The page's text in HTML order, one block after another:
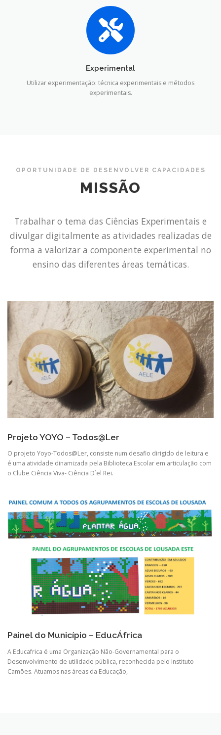
Experimental
Utilizar experimentação: técnica experimentais e métodos
experimentais.
OPORTUNIDADE DE DESENVOLVER CAPACIDADES
MISSÃO
Trabalhar o tema das Ciências Experimentais e
divulgar digitalmente as atividades realizadas de
forma a valorizar a componente experimental no
ensino das diferentes áreas temáticas.
Projeto YOYO – Todos@Ler
O projeto Yoyo-Todos@Ler, consiste num desafio dirigido de leitura e
é uma atividade dinamizada pela Biblioteca Escolar em articulação com
o Clube Ciência Viva- Ciência D`el Rei.
Painel do Município – EducÁfrica
A Educafrica é uma Organização Não-Governamental para o
Desenvolvimento de utilidade pública, reconhecida pelo Instituto
Camões. Atuamos nas áreas da Educação,